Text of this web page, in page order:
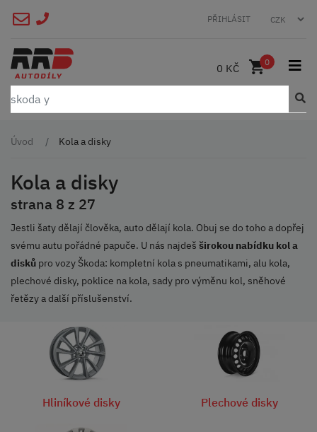
PŘIHLÁSIT
0 KČ 0
Úvod Kola a disky
Kola a disky
strana 8 z 27
Jestli šaty dělají člověka, auto dělají kola. Obuj se do toho a dopřej
svému autu pořádné papuče. U nás najdeš širokou nabídku kol a
disků pro vozy Škoda: kompletní kola s pneumatikami, alu kola,
plechové disky, poklice na kola, sady pro výměnu kol, sněhové
řetězy a další příslušenství.
Hliníkové disky Plechové disky